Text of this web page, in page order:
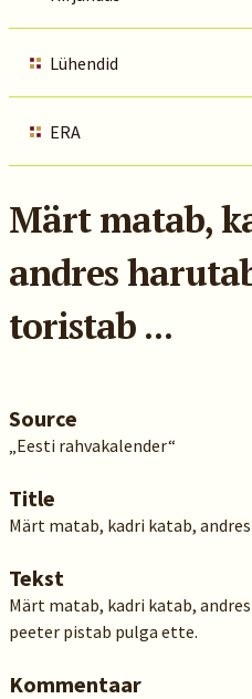
Lühendid
ERA
Märt matab,
andres
toristab ...
Source
„Eesti rahvakalender“
Title
Märt matab, kadri katab,
Tekst
Märt matab, kadri katab,
peeter pistab pulga ette.
Kommentaar